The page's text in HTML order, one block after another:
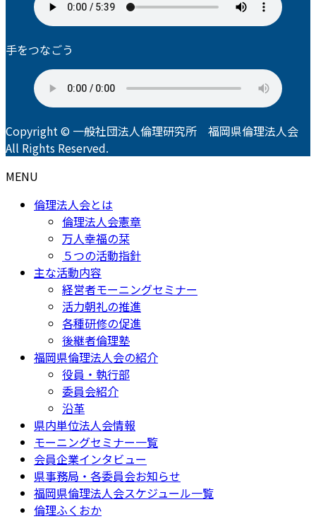
手をつなごう
Copyright © 一般社団法人倫理研究所 福岡県倫理法人会
All Rights Reserved.
MENU
倫理法人会とは
倫理法人会憲章
万人幸福の栞
５つの活動指針
主な活動内容
経営者モーニングセミナー
活力朝礼の推進
各種研修の促進
後継者倫理塾
福岡県倫理法人会の紹介
役員・執行部
委員会紹介
沿革
県内単位法人会情報
モーニングセミナー一覧
会員企業インタビュー
県事務局・各委員会お知らせ
福岡県倫理法人会スケジュール一覧
倫理ふくおか